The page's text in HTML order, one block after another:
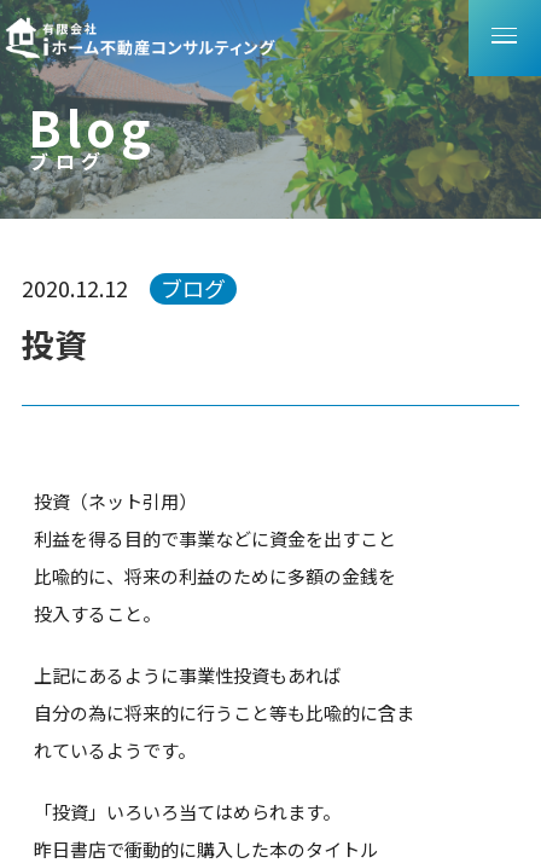
Blog
ブログ
ブログ
投資
2020.12.12 ブログ
投資（ネット引用）
利益を得る目的で事業などに資金を出すこと
比喩的に、将来の利益のために多額の金銭を
投入すること。
上記にあるように事業性投資もあれば
自分の為に将来的に行うこと等も比喩的に含ま
れているようです。
「投資」いろいろ当てはめられます。
昨日書店で衝動的に購入した本のタイトル